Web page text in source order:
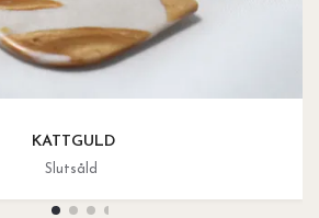
KATTGULD
Slutsåld